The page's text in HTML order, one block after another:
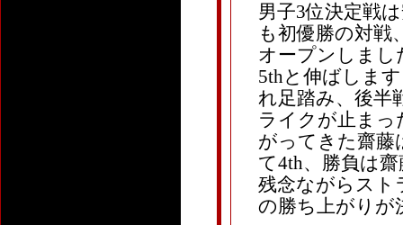
男子3位決定戦
も初優勝の対戦
オープンしまし
5thと伸ばしま
れ足踏み、後半
ライクが止まっ
がってきた齋藤
て4th、勝負は
残念ながらスト
の勝ち上がりが